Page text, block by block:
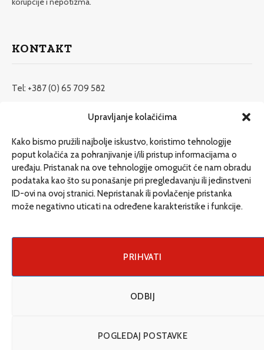
Upravljanje kolačićima
Kako bismo pružili najbolje iskustvo, koristimo tehnologije
poput kolačića za pohranjivanje i/ili pristup informacijama o
uređaju. Pristanak na ove tehnologije omogućit će nam obradu
podataka kao što su ponašanje pri pregledavanju ili jedinstveni
ID-ovi na ovoj stranici. Nepristanak ili povlačenje pristanka
može negativno uticati na određene karakteristike i funkcije.
PRIHVATI
ODBIJ
POGLEDAJ POSTAVKE
KONTAKT
Tel: +387 (0) 65 709 582
redakcija@etrafika.net
Dosije
Drugi pišu
Društvo